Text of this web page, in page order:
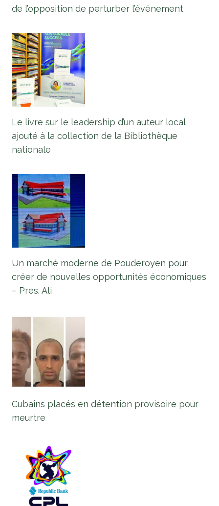
de l’opposition de perturber l’événement
Le livre sur le leadership d’un auteur local
ajouté à la collection de la Bibliothèque
nationale
Un marché moderne de Pouderoyen pour
créer de nouvelles opportunités économiques
– Pres. Ali
Cubains placés en détention provisoire pour
meurtre